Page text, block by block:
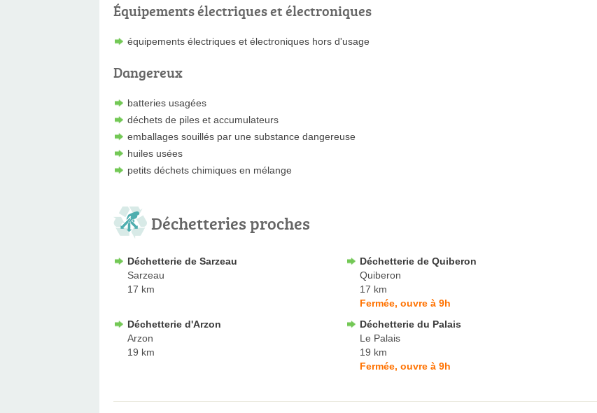
Équipements électriques et électroniques
équipements électriques et électroniques hors d'usage
Dangereux
batteries usagées
déchets de piles et accumulateurs
emballages souillés par une substance dangereuse
huiles usées
petits déchets chimiques en mélange
Déchetteries proches
Déchetterie de Sarzeau
Sarzeau
17 km
Déchetterie de Quiberon
Quiberon
17 km
Fermée, ouvre à 9h
Déchetterie d'Arzon
Arzon
19 km
Déchetterie du Palais
Le Palais
19 km
Fermée, ouvre à 9h